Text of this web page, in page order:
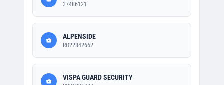
37486121
ALPENSIDE
RO22842662
VISPA GUARD SECURITY